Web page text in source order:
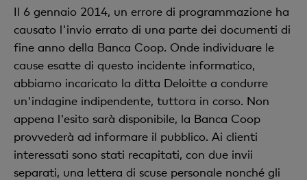
Il 6 gennaio 2014, un errore di programmazione ha
causato l'invio errato di una parte dei documenti di
fine anno della Banca Coop. Onde individuare le
cause esatte di questo incidente informatico,
abbiamo incaricato la ditta Deloitte a condurre
un'indagine indipendente, tuttora in corso. Non
appena l'esito sarà disponibile, la Banca Coop
provvederà ad informare il pubblico. Ai clienti
interessati sono stati recapitati, con due invii
separati, una lettera di scuse personale nonché gli